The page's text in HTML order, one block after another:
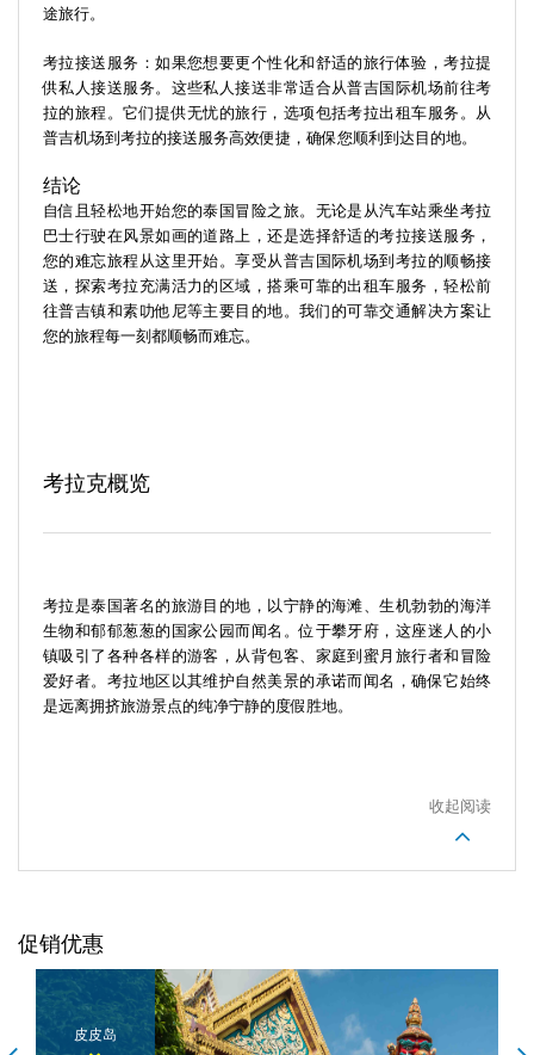
途旅行。
考拉接送服务：如果您想要更个性化和舒适的旅行体验，考拉提
供私人接送服务。这些私人接送非常适合从普吉国际机场前往考
拉的旅程。它们提供无忧的旅行，选项包括考拉出租车服务。从
普吉机场到考拉的接送服务高效便捷，确保您顺利到达目的地。
结论
自信且轻松地开始您的泰国冒险之旅。无论是从汽车站乘坐考拉
巴士行驶在风景如画的道路上，还是选择舒适的考拉接送服务，
您的难忘旅程从这里开始。享受从普吉国际机场到考拉的顺畅接
送，探索考拉充满活力的区域，搭乘可靠的出租车服务，轻松前
往普吉镇和素叻他尼等主要目的地。我们的可靠交通解决方案让
您的旅程每一刻都顺畅而难忘。
考拉克概览
考拉是泰国著名的旅游目的地，以宁静的海滩、生机勃勃的海洋
生物和郁郁葱葱的国家公园而闻名。位于攀牙府，这座迷人的小
镇吸引了各种各样的游客，从背包客、家庭到蜜月旅行者和冒险
爱好者。考拉地区以其维护自然美景的承诺而闻名，确保它始终
是远离拥挤旅游景点的纯净宁静的度假胜地。
收起阅读
促销优惠
皮皮岛